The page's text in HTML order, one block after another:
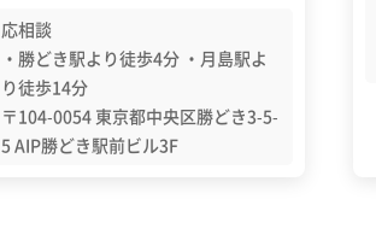
応相談
・勝どき駅より徒歩4分 ・月島駅よ
り徒歩14分
〒104-0054 東京都中央区勝どき3-5-
5 AIP勝どき駅前ビル3F